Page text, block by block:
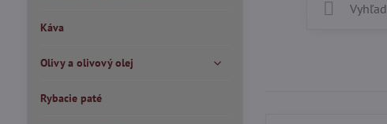
Káva
Olivy a olivový olej
Rybacie paté